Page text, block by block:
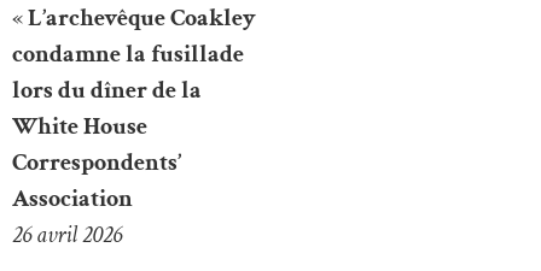
«L’archevêque Coakley
condamne la fusillade
lors du dîner de la
White House
Correspondents’
Association
26 avril 2026